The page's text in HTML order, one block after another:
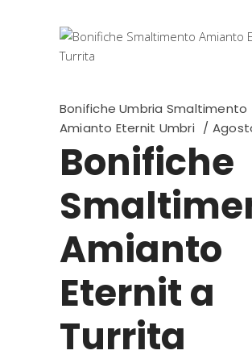
Bonifiche Umbria Smaltimento
Amianto Eternit Umbri
Bonifiche
Amianto
Eternit a
Turrita